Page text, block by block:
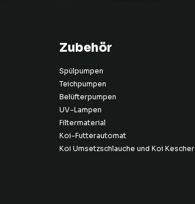
Zubehör
Spülpumpen
Teichpumpen
Belüfterpumpen
UV-Lampen
Filtermaterial
Koi-Futterautomat
Koi Umsetzschlauche und Koi Kescher